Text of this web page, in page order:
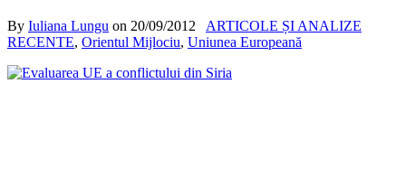
By Iuliana Lungu on 20/09/2012
ARTICOLE ȘI ANALIZE
RECENTE, Orientul Mijlociu, Uniunea Europeană